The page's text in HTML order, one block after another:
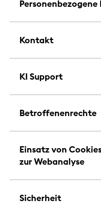
Personenbezogene
Kontakt
KI Support
Betroffenenrechte
Einsatz von
zur Webanalyse
Sicherheit